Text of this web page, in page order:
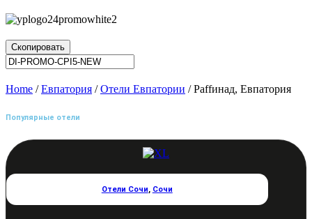
Скопировать
Home /Евпатория /Отели Евпатории / Раffинад, Евпатория
Популярные отели
Отели Сочи, Сочи